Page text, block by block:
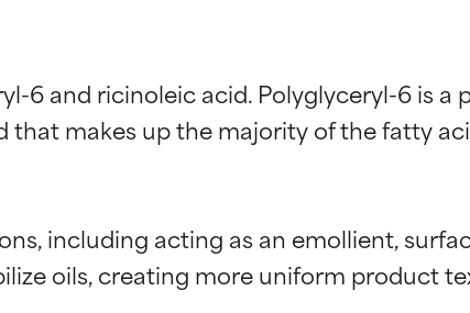
6 and ricinoleic acid. Polyglyceryl-6 is a
that makes up the majority of the fatty
including acting as an emollient,
oils, creating more uniform product